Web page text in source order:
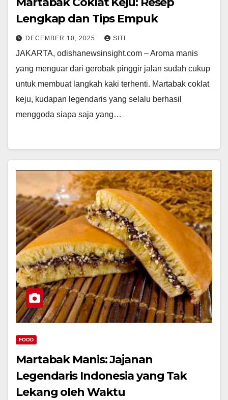
Lengkap dan Tips Empuk
DECEMBER 10, 2025 SITI
JAKARTA, odishanewsinsight.com – Aroma manis
yang menguar dari gerobak pinggir jalan sudah cukup
untuk membuat langkah kaki terhenti. Martabak coklat
keju, kudapan legendaris yang selalu berhasil
menggoda siapa saja yang…
FOOD
Martabak Manis: Jajanan
Legendaris Indonesia yang Tak
Lekang oleh Waktu